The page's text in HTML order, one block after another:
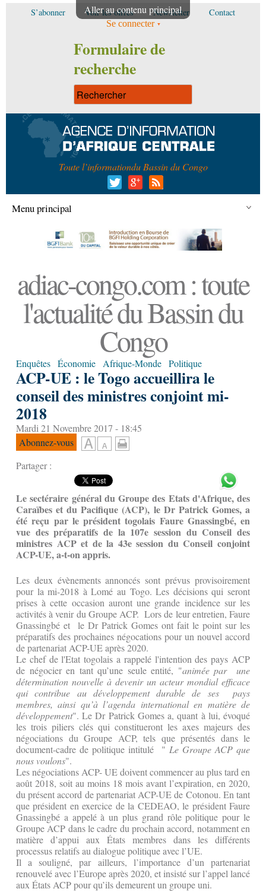
Aller au contenu principal
S’abonner Voir les offres Newsletter Contact
Se connecter
Formulaire de
recherche
Toute l’informationdu Bassin du Congo
Menu principal
adiac-congo.com : toute
l'actualité du Bassin du
Congo
Enquêtes Économie Afrique-Monde Politique
ACP-UE : le Togo accueillira le
conseil des ministres conjoint mi-
2018
Mardi 21 Novembre 2017 - 18:45
Abonnez-vous
Partager :
Le sectéraire général du Groupe des Etats d'Afrique, des
Caraïbes et du Pacifique (ACP), le Dr Patrick Gomes, a
été reçu par le président togolais Faure Gnassingbé, en
vue des préparatifs de la 107e session du Conseil des
ministres ACP et de la 43e session du Conseil conjoint
ACP-UE, a-t-on appris.
Les deux évènements annoncés sont prévus provisoirement
pour la mi-2018 à Lomé au Togo. Les décisions qui seront
prises à cette occasion auront une grande incidence sur les
activités à venir du Groupe ACP. Lors de leur entretien, Faure
Gnassingbé et le Dr Patrick Gomes ont fait le point sur les
préparatifs des prochaines négocations pour un nouvel accord
de partenariat ACP-UE après 2020.
Le chef de l'Etat togolais a rappelé l'intention des pays ACP
de négocier en tant qu’une seule entité, "animée par une
détermination nouvelle à devenir un acteur mondial efficace
qui contribue au développement durable de ses pays
membres, ainsi qu’à l’agenda international en matière de
développement". Le Dr Patrick Gomes a, quant à lui, évoqué
les trois piliers clés qui constitueront les axes majeurs des
négociations du Groupe ACP, tels que présentés dans le
document-cadre de politique intitulé " Le Groupe ACP que
nous voulons".
Les négociations ACP- UE doivent commencer au plus tard en
août 2018, soit au moins 18 mois avant l’expiration, en 2020,
du présent accord de partenariat ACP-UE de Cotonou. En tant
que président en exercice de la CEDEAO, le président Faure
Gnassingbé a appelé à un plus grand rôle politique pour le
Groupe ACP dans le cadre du prochain accord, notamment en
matière d’appui aux États membres dans les différents
processus relatifs au dialogue politique avec l’UE.
Il a souligné, par ailleurs, l’importance d’un partenariat
renouvelé avec l’Europe après 2020, et insisté sur l’appel lancé
aux États ACP pour qu’ils demeurent un groupe uni.